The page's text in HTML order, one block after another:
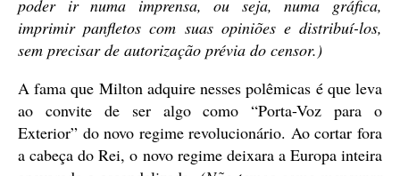
poder ir numa imprensa, ou seja, numa gráfica,
imprimir panfletos com suas opiniões e distribuí-los,
sem precisar de autorização prévia do censor.)
A fama que Milton adquire nesses polêmicas é que leva
ao convite de ser algo como “Porta-Voz para o
Exterior” do novo regime revolucionário. Ao cortar fora
a cabeça do Rei, o novo regime deixara a Europa inteira